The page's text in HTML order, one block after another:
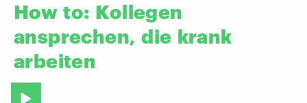
How to: Kollegen
ansprechen, die krank
arbeiten